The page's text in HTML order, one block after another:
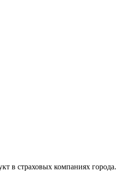
в страховых компаниях города.